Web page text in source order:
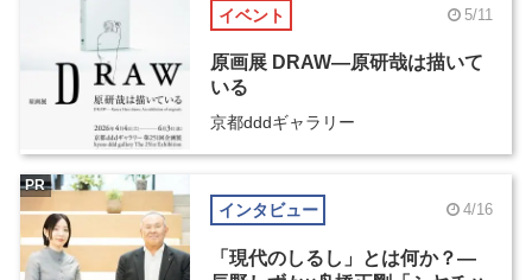
イベント 5/11
原画展 DRAW―原研哉は描いて
いる
京都dddギャラリー
インタビュー 4/16
「現代のしるし」とは何か？―
PR